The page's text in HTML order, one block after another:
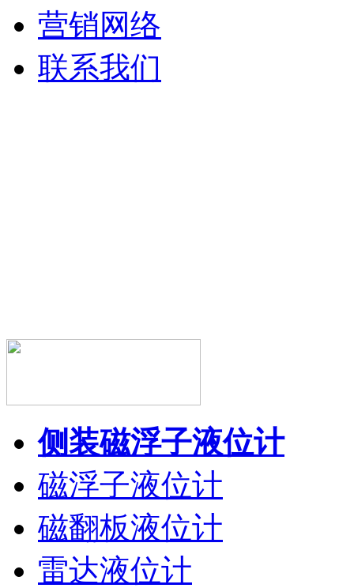
营销网络
联系我们
侧装磁浮子液位计
磁浮子液位计
磁翻板液位计
雷达液位计